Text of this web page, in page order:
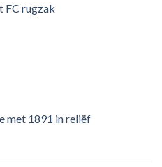
FC rugzak
met 1891 in reliëf